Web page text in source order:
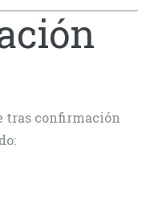
tras confirmación